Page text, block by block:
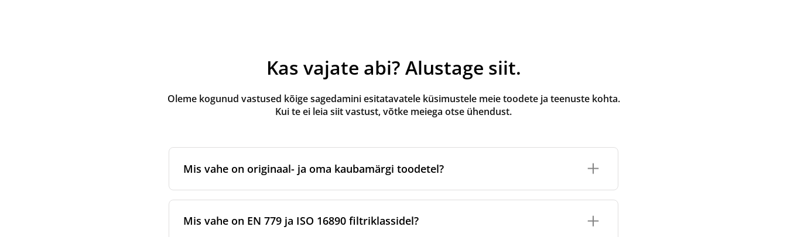
Kas vajate abi? Alustage siit.
Oleme kogunud vastused kõige sagedamini esitatavatele küsimustele meie toodete ja teenuste kohta.
Kui te ei leia siit vastust, võtke meiega otse ühendust.
Mis vahe on originaal- ja oma kaubamärgi toodetel?
sertifitseeritud tootmispartnerite kaudu. Need vastavad kaubamärgi kindlatele tootmis- ja
pakendamisstandarditele.
Mis vahe on EN 779 ja ISO 16890 filtriklassidel?